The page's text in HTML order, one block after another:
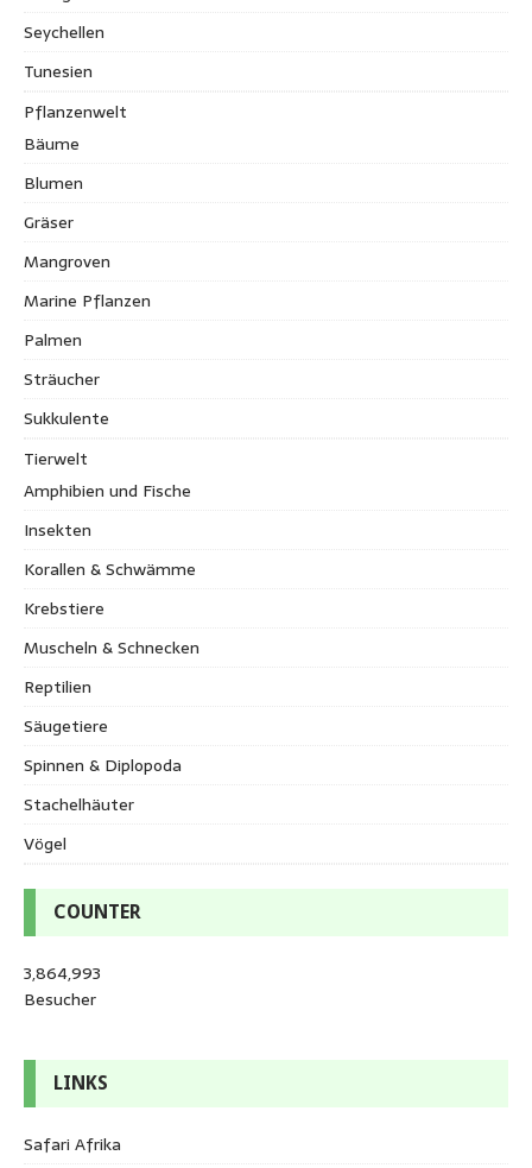
Seychellen
Tunesien
Pflanzenwelt
Bäume
Blumen
Gräser
Mangroven
Marine Pflanzen
Palmen
Sträucher
Sukkulente
Tierwelt
Amphibien und Fische
Insekten
Korallen & Schwämme
Krebstiere
Muscheln & Schnecken
Reptilien
Säugetiere
Spinnen & Diplopoda
Stachelhäuter
Vögel
COUNTER
3,864,993
Besucher
LINKS
Safari Afrika